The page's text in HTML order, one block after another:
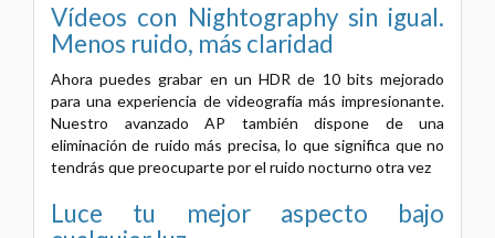
Vídeos con Nightography sin igual.
Menos ruido, más claridad
Ahora puedes grabar en un HDR de 10 bits mejorado
para una experiencia de videografía más impresionante.
Nuestro avanzado AP también dispone de una
eliminación de ruido más precisa, lo que significa que no
tendrás que preocuparte por el ruido nocturno otra vez
Luce tu mejor aspecto bajo